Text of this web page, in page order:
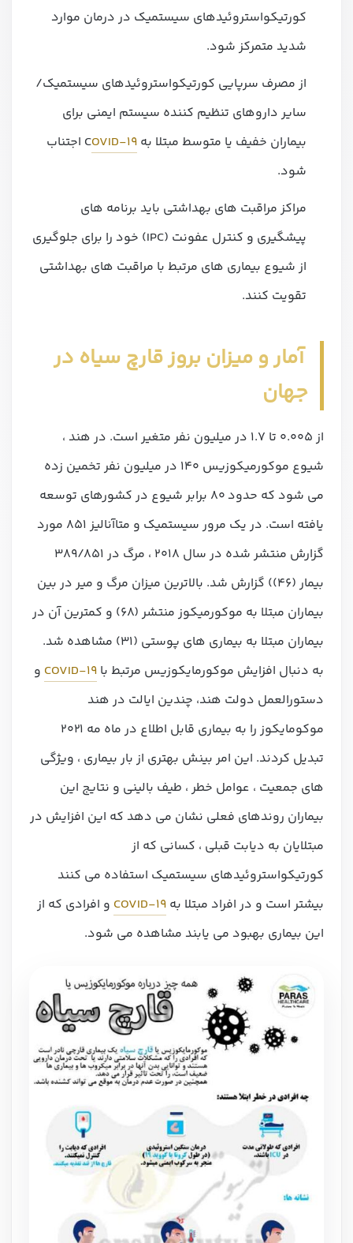
کورتیکواستروئیدهای سیستمیک در درمان موارد
شدید متمرکز شود.
از مصرف سرپایی کورتیکواستروئیدهای سیستمیک/
سایر داروهای تنظیم کننده سیستم ایمنی برای
بیماران خفیف یا متوسط ​​مبتلا به C OVID-19 اجتناب
شود.
مراکز مراقبت های بهداشتی باید برنامه های
پیشگیری و کنترل عفونت (IPC) خود را برای جلوگیری
از شیوع بیماری های مرتبط با مراقبت های بهداشتی
تقویت کنند.
آمار و میزان بروز قارچ سیاه در
جهان
از 0.005 تا 1.7 در میلیون نفر متغیر است. در هند ،
شیوع موکورمیکوزیس 140 در میلیون نفر تخمین زده
می شود که حدود 80 برابر شیوع در کشورهای توسعه
یافته است. در یک مرور سیستمیک و متاآنالیز 851 مورد
گزارش منتشر شده در سال 2018 ، مرگ در 389/851
بیمار (46)) گزارش شد. بالاترین میزان مرگ و میر در بین
بیماران مبتلا به موکورمیکوز منتشر (68) و کمترین آن در
بیماران مبتلا به بیماری های پوستی (31) مشاهده شد.
به دنبال افزایش موکورمایکوزیس مرتبط با COVID-19 و
دستورالعمل دولت هند، چندین ایالت در هند
موکومایکوز را به بیماری قابل اطلاع در ماه مه 2021
تبدیل کردند. این امر بینش بهتری از بار بیماری ، ویژگی
های جمعیت ، عوامل خطر ، طیف بالینی و نتایج این
بیماران روندهای فعلی نشان می دهد که این افزایش در
مبتلایان به دیابت قبلی ، کسانی که از
کورتیکواستروئیدهای سیستمیک استفاده می کنند
بیشتر است و در افراد مبتلا به COVID-19 و افرادی که از
این بیماری بهبود می یابند مشاهده می شود.